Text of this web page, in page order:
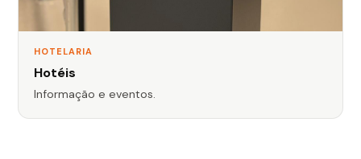
HOTELARIA
Hotéis
Informação e eventos.